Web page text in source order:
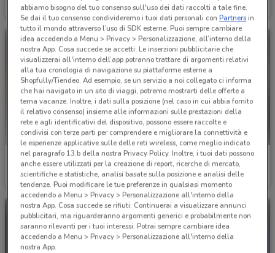
Scade il 31/12 3.4 km Scade il 31/01 3.5 km
Veneta Cucine
Scade il 31/12 3.6 km
Veneta Cucine
Scade il 31/12
abbiamo bisogno del tuo consenso sull'uso dei dati raccolti a tale fine.
Se dai il tuo consenso condivideremo i tuoi dati personali conPartnersin
tutto il mondo attraverso l’uso di SDK esterne. Puoi sempre cambiare
idea accedendo a Menu > Privacy > Personalizzazione, all’interno della
nostra App. Cosa succede se accetti: Le inserzioni pubblicitarie che
visualizzerai all'interno dell’app potranno trattare di argomenti relativi
alla tua cronologia di navigazione su piattaforme esterne a
Shopfully/Tiendeo. Ad esempio, se un servizio a noi collegato ci informa
che hai navigato in un sito di viaggi, potremo mostrarti delle offerte a
tema vacanze. Inoltre, i dati sulla posizione (nel caso in cui abbia fornito
il relativo consenso) insieme alle informazioni sulle prestazioni della
rete e agli identificativi del dispositivo, possono essere raccolte e
condivisi con terze parti per comprendere e migliorare la connettività e
le esperienze applicative sulle delle reti wireless, come meglio indicato
nel paragrafo 13.b della nostra Privacy Policy. Inoltre, i tuoi dati possono
anche essere utilizzati per la creazione di report, ricerche di mercato,
scientifiche e statistiche, analisi basate sulla posizione e analisi delle
tendenze. Puoi modificare le tue preferenze in qualsiasi momento
accedendo a Menu > Privacy > Personalizzazione all'interno della
nostra App. Cosa succede se rifiuti: Continuerai a visualizzare annunci
pubblicitari, ma riguarderanno argomenti generici e probabilmente non
saranno rilevanti per i tuoi interessi. Potrai sempre cambiare idea
accedendo a Menu > Privacy > Personalizzazione all'interno della
nostra App.